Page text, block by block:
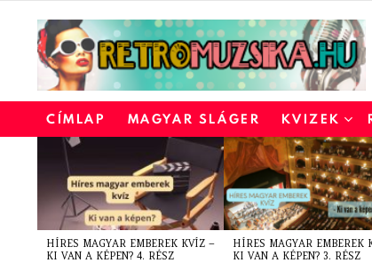
CÍMLAP MAGYAR SLÁGER KVIZEK
LATEST
STORIES
HÍRES MAGYAR EMBEREK KVÍZ –
KI VAN A KÉPEN? 4. RÉSZ
HÍRES MAGYAR EMBEREK
KI VAN A KÉPEN? 3. RÉSZ